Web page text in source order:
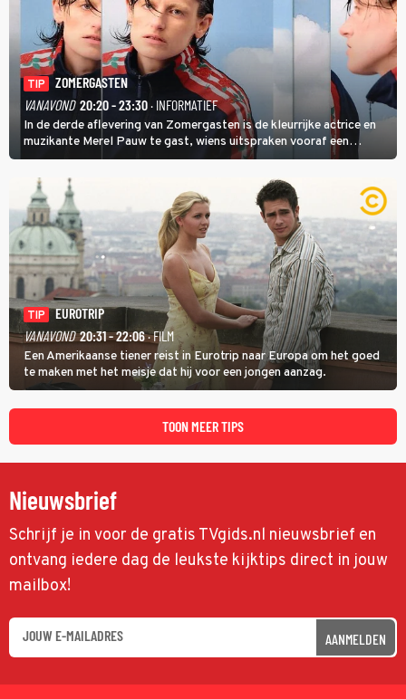
TIP
ZOMERGASTEN
VANAVOND 20:20 - 23:30· INFORMATIEF
In de derde aflevering van Zomergasten is de kleurrijke actrice en
muzikante Merel Pauw te gast, wiens uitspraken vooraf een
boeiende avond beloven: 'Mijn ideale televisieavond is zoals mijn
identiteit: grenzeloos, absurd en vol angsten'.
TIP
EUROTRIP
VANAVOND 20:31 - 22:06· FILM
Een Amerikaanse tiener reist in Eurotrip naar Europa om het goed
te maken met het meisje dat hij voor een jongen aanzag.
TOON MEER TIPS
Nieuwsbrief
Schrijf je in voor de gratis TVgids.nl nieuwsbrief en
ontvang iedere dag de leukste kijktips direct in jouw
mailbox!
AANMELDEN